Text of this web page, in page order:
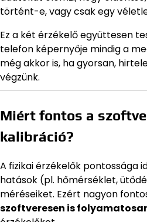
történt-e, vagy csak egy
Ez a két érzékelő együttesen
telefon képernyője mindig a
még akkor is, ha gyorsan,
végzünk.
Miért fontos a
kalibráció?
A fizikai érzékelők pontossága
hatások (pl. hőmérséklet,
méréseiket. Ezért nagyon
szoftveresen is